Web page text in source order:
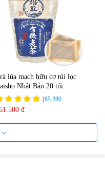
lúa mạch hữu cơ túi lọc
Nhật Bản 20 túi
|85.280
đ